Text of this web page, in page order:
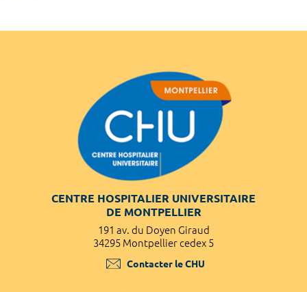
CENTRE HOSPITALIER UNIVERSITAIRE
DE MONTPELLIER
191 av. du Doyen Giraud
34295 Montpellier cedex 5
Contacter le CHU